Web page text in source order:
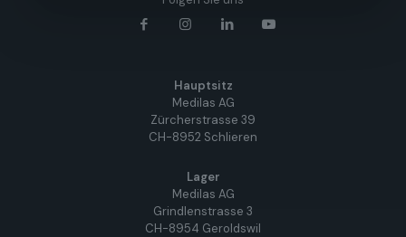
Hauptsitz
Medilas AG
Zürcherstrasse 39
CH-8952 Schlieren
Lager
Medilas AG
Grindlenstrasse 3
CH-8954 Geroldswil